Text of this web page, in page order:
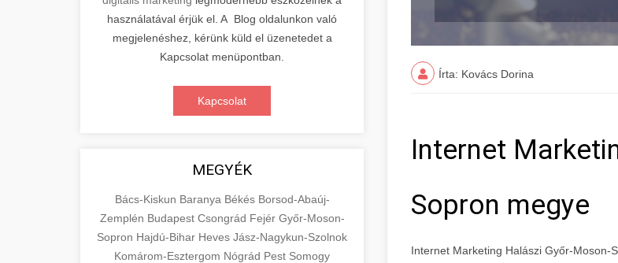
használatával érjük el. A Blog oldalunkon való
megjelenéshez, kérünk küld el üzenetedet a
Kapcsolat menüpontban.
Kapcsolat
MEGYÉK
Bács-Kiskun Baranya Békés Borsod-Abaúj-
Zemplén Budapest Csongrád Fejér Győr-Moson-
Sopron Hajdú-Bihar Heves Jász-Nagykun-Szolnok
Komárom-Esztergom Nógrád Pest Somogy
Írta: Kovács Dorina
Internet
Sopron megye
Internet Marketing Halászi Győr-Moson-